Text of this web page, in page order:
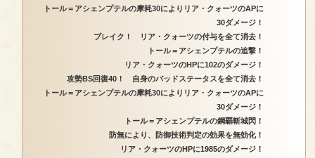
トール＝アシェンプテルの摩耗30によりリア・クォーツのAPに
30ダメージ！
ブレイク！ リア・クォーツの付与を全て消去！
トール＝アシェンプテルの追撃！
リア・クォーツのHPに102のダメージ！
攻勢BS回復40！ 自身のバッドステータスを全て消去！
トール＝アシェンプテルの摩耗30によりリア・クォーツのAPに
30ダメージ！
トール＝アシェンプテルの鋼覇斬城閃！
防無により、防御技術判定の効果を無効化！
リア・クォーツのHPに1985のダメージ！